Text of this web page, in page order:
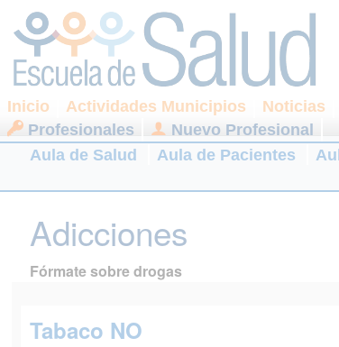
Inicio Actividades Municipios Noticias
Profesionales
Nuevo Profesional
Aula de Salud
Aula de Pacientes
Adicciones
Fórmate sobre drogas
Tabaco NO